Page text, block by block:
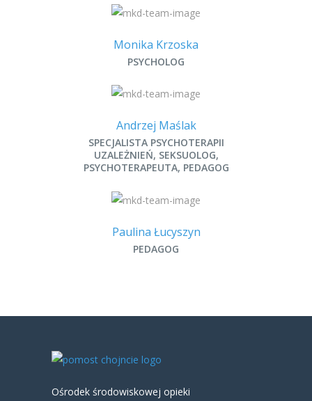
Monika Krzoska
PSYCHOLOG
Andrzej Maślak
SPECJALISTA PSYCHOTERAPII
UZALEŻNIEŃ, SEKSUOLOG,
PSYCHOTERAPEUTA, PEDAGOG
Paulina Łucyszyn
PEDAGOG
Ośrodek środowiskowej opieki